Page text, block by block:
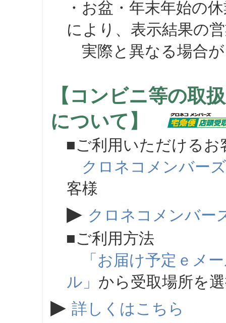
・お盆・年末年始の
により、表示結果の
実際と異なる場合が
【コンビニ等の取
について】
■ご利用いただけるお
クロネコメンバーズ
客様
▶ クロネコメンバー
■ご利用方法
「お届け予定ｅメ
ル」 から受取場所を
▶ 詳しくはこちら